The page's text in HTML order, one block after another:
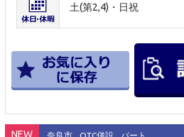
土(第2,4)・日祝
NEW